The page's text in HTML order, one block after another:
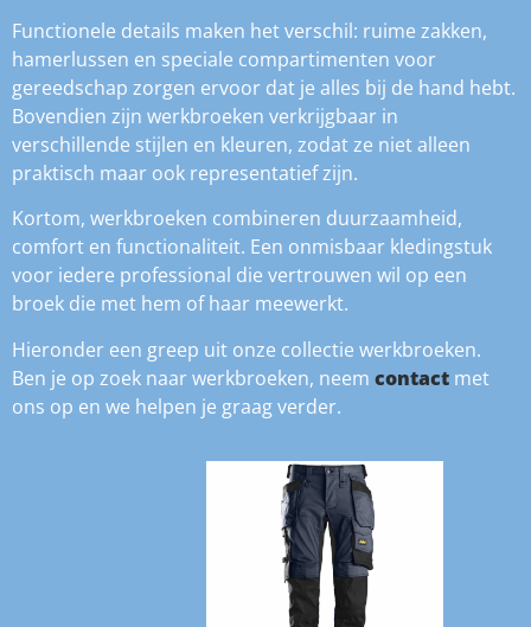
Functionele details maken het verschil: ruime zakken,
hamerlussen en speciale compartimenten voor
gereedschap zorgen ervoor dat je alles bij de hand hebt.
Bovendien zijn werkbroeken verkrijgbaar in
verschillende stijlen en kleuren, zodat ze niet alleen
praktisch maar ook representatief zijn.
Kortom, werkbroeken combineren duurzaamheid,
comfort en functionaliteit. Een onmisbaar kledingstuk
voor iedere professional die vertrouwen wil op een
broek die met hem of haar meewerkt.
Hieronder een greep uit onze collectie werkbroeken.
Ben je op zoek naar werkbroeken, neem contact met
ons op en we helpen je graag verder.